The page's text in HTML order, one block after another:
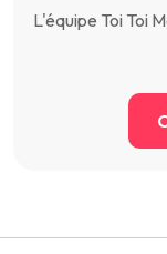
L'équipe Toi Toi